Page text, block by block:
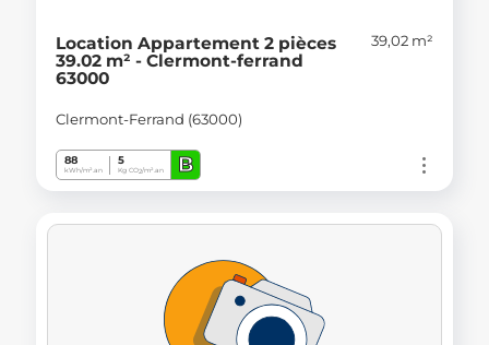
Location Appartement 2 pièces
39.02 m² - Clermont-ferrand
63000
39,02 m²
Clermont-Ferrand (63000)
88
kWh/m².an
5
Kg CO2/m².an B